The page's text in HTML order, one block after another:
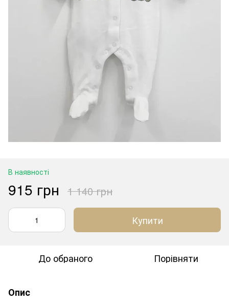
В наявності
915 грн 1 140 грн
Купити
До обраного Порівняти
Опис